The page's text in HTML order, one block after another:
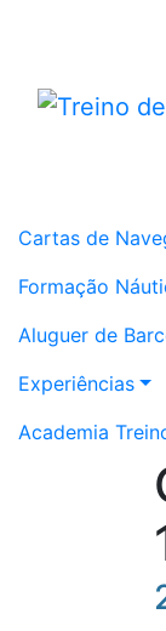
Cartas de
Formação
Aluguer de
Experiências
Academia